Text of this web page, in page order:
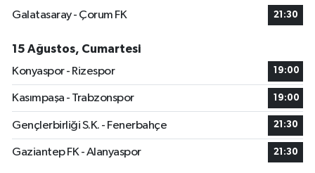
Galatasaray - Çorum FK
21:30
15 Ağustos, Cumartesi
Konyaspor - Rizespor
19:00
Kasımpaşa - Trabzonspor 19:00
Gençlerbirliği S.K. - Fenerbahçe 21:30
Gaziantep FK - Alanyaspor 21:30